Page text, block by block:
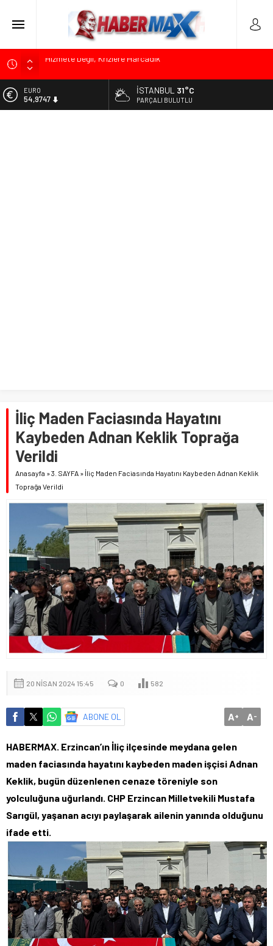
Edremit’te Kaymakam Ahmet Odabaş’a Duygu Dolu Veda
Tarihçi Yusuf Halaçoğlu’ndan TBMM’ye Sunulan Yasa Teklifine
Sert Eleştiri: “Osmanlı’nın Hukuk Anlayışının Gerisine
ALTIN
6.499,25
İSTANBUL 31°C
PARÇALI BULUTLU
İliç Maden Faciasında Hayatını
Kaybeden Adnan Keklik Toprağa
Verildi
Anasayfa »3. SAYFA » İliç Maden Faciasında Hayatını Kaybeden Adnan Keklik
Toprağa Verildi
20 NISAN 2024 15:45 0 582
ABONE OL A+ A-
HABERMAX. Erzincan’ın İliç ilçesinde meydana gelen
maden faciasında hayatını kaybeden maden işçisi Adnan
Keklik, bugün düzenlenen cenaze töreniyle son
yolculuğuna uğurlandı. CHP Erzincan Milletvekili Mustafa
Sarıgül, yaşanan acıyı paylaşarak ailenin yanında olduğunu
ifade etti.